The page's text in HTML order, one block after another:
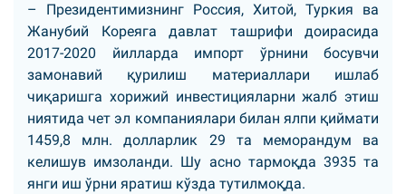
– Президентимизнинг Россия, Хитой, Туркия ва
Жанубий Кореяга давлат ташрифи доирасида
2017-2020 йилларда импорт ўрнини босувчи
замонавий қурилиш материаллари ишлаб
чиқаришга хорижий инвестицияларни жалб этиш
ниятида чет эл компаниялари билан ялпи қиймати
1459,8 млн. долларлик 29 та меморандум ва
келишув имзоланди. Шу асно тармоқда 3935 та
янги иш ўрни яратиш кўзда тутилмоқда.